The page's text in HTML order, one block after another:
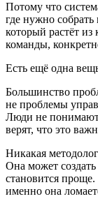
Потому что
где нужно
который растёт
команды,
Есть ещё одна
Большинство
не проблемы
Люди не
верят, что это
Никакая
Она может
становится проще.
именно она